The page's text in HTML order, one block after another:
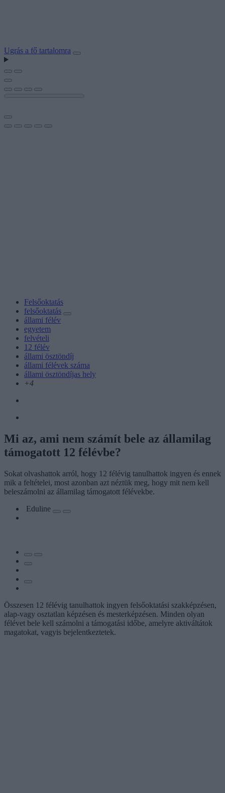
Ugrás a fő tartalomra
Felsőoktatás
felsőoktatás
állami félév
egyetem
felvételi
12 félév
állami ösztöndíj
állami félévek száma
állami ösztöndíjas hely
+4
Mi az, ami nem számít bele az államilag
támogatott 12 félévbe?
Sokat olvashattok arról, hogy 12 félévig tanulhattok ingyen és ennek
mik a feltételei, most azonban azt néztük meg, hogy mit nem kell
beleszámolni az államilag támogatott félévekbe.
Eduline
Összesen 12 félévig tanulhattok ingyen felsőoktatási szakképzésen,
alap-vagy osztatlan képzésen és mesterképzésen. Minden olyan
félévet bele kell számolni a támogatási időbe, amelyre aktiváltátok
magatokat, vagyis bejelentkeztetek.